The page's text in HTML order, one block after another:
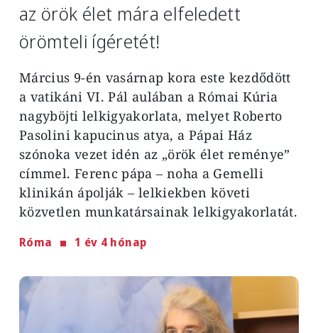
az örök élet mára elfeledett
örömteli ígéretét!
Március 9-én vasárnap kora este kezdődött
a vatikáni VI. Pál aulában a Római Kúria
nagyböjti lelkigyakorlata, melyet Roberto
Pasolini kapucinus atya, a Pápai Ház
szónoka vezet idén az „örök élet reménye”
címmel. Ferenc pápa – noha a Gemelli
klinikán ápolják – lelkiekben követi
közvetlen munkatársainak lelkigyakorlatát.
Róma 1 év 4 hónap
Image